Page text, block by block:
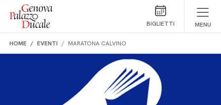
Salta al contenuto
BIGLIETTI MENU
HOME EVENTI MARATONA CALVINO